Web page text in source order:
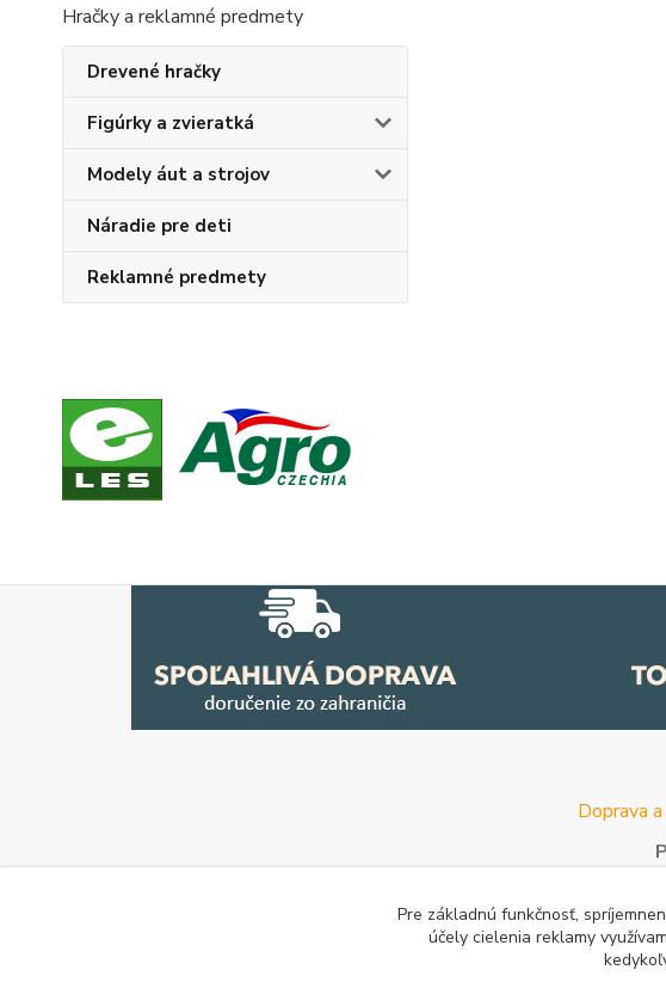
Hračky a reklamné predmety
Drevené hračky
Figúrky a zvieratká
Modely áut a strojov
Náradie pre deti
Reklamné predmety
Doprava
Tel:
Pre základnú funkčnosť,
účely cielenia reklamy